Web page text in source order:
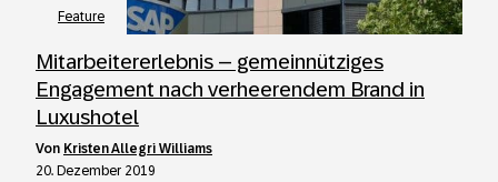
Feature
Mitarbeitererlebnis – gemeinnütziges
Engagement nach verheerendem Brand in
Luxushotel
von Kristen Allegri Williams
20. Dezember 2019